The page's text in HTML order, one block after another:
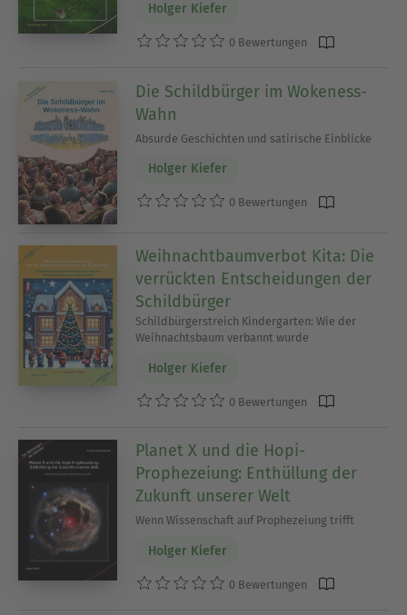
Holger Kiefer
0 Bewertungen
Die Schildbürger im Wokeness-
Wahn
Absurde Geschichten und satirische Einblicke
Holger Kiefer
0 Bewertungen
Weihnachtbaumverbot Kita: Die
verrückten Entscheidungen der
Schildbürger
Schildbürgerstreich Kindergarten: Wie der
Weihnachtsbaum verbannt wurde
Holger Kiefer
0 Bewertungen
Planet X und die Hopi-
Prophezeiung: Enthüllung der
Zukunft unserer Welt
Wenn Wissenschaft auf Prophezeiung trifft
Holger Kiefer
0 Bewertungen